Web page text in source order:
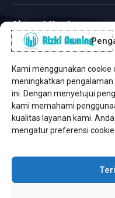
Kami menggunakan
meningkatkan
ini. Dengan menyetujui
kami memahami
kualitas layanan kami.
mengatur preferensi cookie
Alamat Kantor
✆ WhatsApp / Telepon
Pusat Sukabumi
Sukamanis,
Cabang Jakarta
Kembangan, Jakarta
Sektor A3, Tangerang